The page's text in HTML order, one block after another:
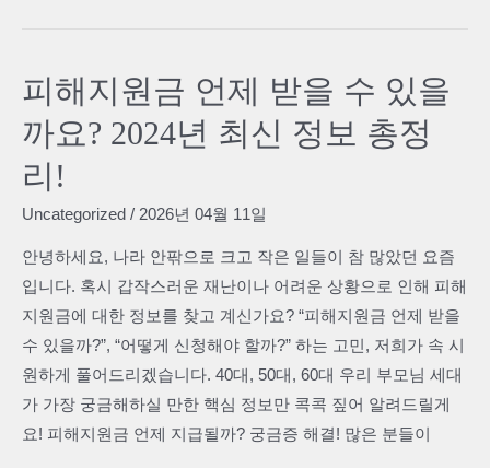
략
2)
저
축
이
점
및
활
용
완
벽
피해지원금 언제 받을 수 있을
까요? 2024년 최신 정보 총정
리!
Uncategorized / 2026년 04월 11일
안녕하세요, 나라 안팎으로 크고 작은 일들이 참 많았던 요즘
입니다. 혹시 갑작스러운 재난이나 어려운 상황으로 인해 피해
지원금에 대한 정보를 찾고 계신가요? “피해지원금 언제 받을
수 있을까?”, “어떻게 신청해야 할까?” 하는 고민, 저희가 속 시
원하게 풀어드리겠습니다. 40대, 50대, 60대 우리 부모님 세대
가 가장 궁금해하실 만한 핵심 정보만 콕콕 짚어 알려드릴게
요! 피해지원금 언제 지급될까? 궁금증 해결! 많은 분들이